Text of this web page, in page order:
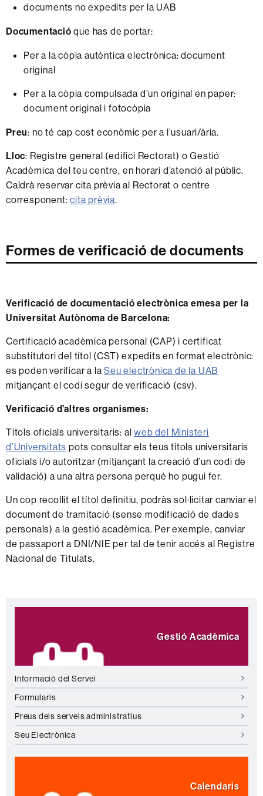
documents no expedits per la UAB
Documentació que has de portar:
Per a la còpia autèntica electrònica: document
original
Per a la còpia compulsada d’un original en paper:
document original i fotocòpia
Preu: no té cap cost econòmic per a l’usuari/ària.
Lloc: Registre general (edifici Rectorat) o Gestió
Acadèmica del teu centre, en horari d’atenció al públic.
Caldrà reservar cita prèvia al Rectorat o centre
corresponent:cita prèvia.
Formes de verificació de documents
Verificació de documentació electrònica emesa per la
Universitat Autònoma de Barcelona:
Certificació acadèmica personal (CAP) i certificat
substitutori del títol (CST) expedits en format electrònic:
es poden verificar a laSeu electrònica de la UAB
mitjançant el codi segur de verificació (csv).
Verificació d’altres organismes:
Títols oficials universitaris: alweb del Ministeri
d’Universitats pots consultar els teus títols universitaris
oficials i/o autoritzar (mitjançant la creació d’un codi de
validació) a una altra persona perquè ho pugui fer.
Un cop recollit el títol definitiu, podràs sol·licitar canviar el
document de tramitació (sense modificació de dades
personals) a la gestió acadèmica. Per exemple, canviar
de passaport a DNI/NIE per tal de tenir accés al Registre
Nacional de Titulats.
Informació
Destaquem
Gestió Acadèmica
Informació del Servei
Formularis
Preus dels serveis administratius
Seu Electrònica
Calendaris